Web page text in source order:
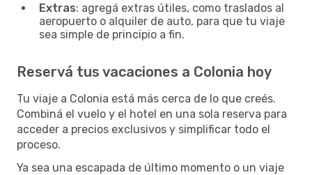
Extras: agregá extras útiles, como traslados al
aeropuerto o alquiler de auto, para que tu viaje
sea simple de principio a fin.
Reservá tus vacaciones a Colonia hoy
Tu viaje a Colonia está más cerca de lo que creés.
Combiná el vuelo y el hotel en una sola reserva para
acceder a precios exclusivos y simplificar todo el
proceso.
Ya sea una escapada de último momento o un viaje